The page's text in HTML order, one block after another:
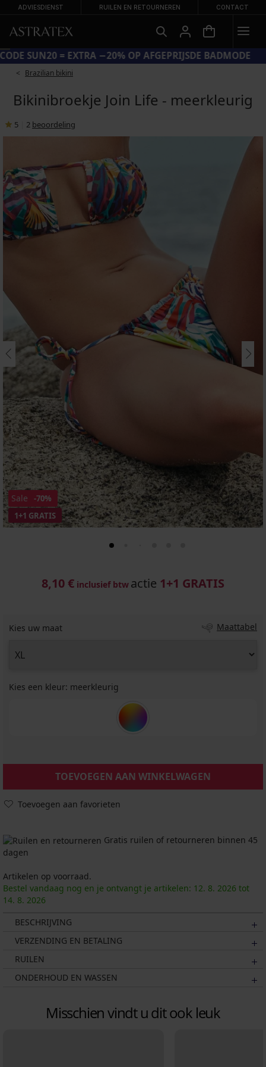
ADVIESDIENST RUILEN EN RETOURNEREN CONTACT
CODE SUN20 = EXTRA −20% OP AFGEPRIJSDE BADMODE
Brazilian bikini
Bikinibroekje Join Life - meerkleurig
5 2 beoordeling
1+1 GRATIS
Sale -70%
8,10 € inclusief btw actie 1+1 GRATIS
Kies uw maat Maattabel
Kies een kleur: meerkleurig
TOEVOEGEN AAN WINKELWAGEN
Toevoegen aan favorieten
Gratis ruilen of retourneren binnen 45
dagen
Artikelen op voorraad.
Bestel vandaag nog en je ontvangt je artikelen: 12. 8. 2026 tot
14. 8. 2026
BESCHRIJVING
VERZENDING EN BETALING
RUILEN
ONDERHOUD EN WASSEN
Misschien vindt u dit ook leuk